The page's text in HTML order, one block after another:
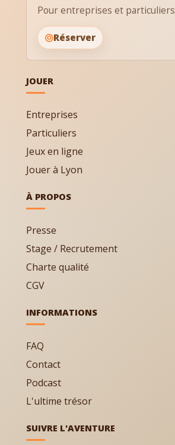
Pour entreprises et particuliers
Réserver
JOUER
Entreprises
Particuliers
Jeux en ligne
Jouer à Lyon
À PROPOS
Presse
Stage / Recrutement
Charte qualité
CGV
INFORMATIONS
FAQ
Contact
Podcast
L'ultime trésor
SUIVRE L'AVENTURE